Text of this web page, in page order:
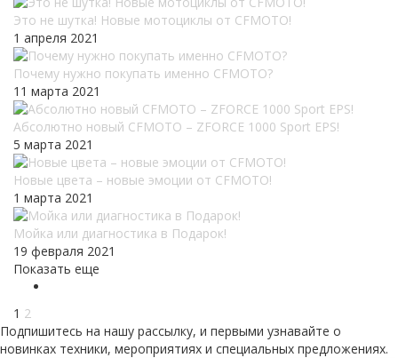
Это не шутка! Новые мотоциклы от CFMOTO!
1 апреля 2021
Почему нужно покупать именно CFMOTO?
11 марта 2021
Абсолютно новый CFMOTO – ZFORCE 1000 Sport EPS!
5 марта 2021
Новые цвета – новые эмоции от CFMOTO!
1 марта 2021
Мойка или диагностика в Подарок!
19 февраля 2021
Показать еще
1 2
Подпишитесь на нашу рассылку, и первыми узнавайте о
новинках техники, мероприятиях и специальных предложениях.